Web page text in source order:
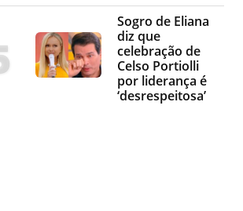
Sogro de Eliana
diz que
celebração de
Celso Portiolli
por liderança é
‘desrespeitosa’